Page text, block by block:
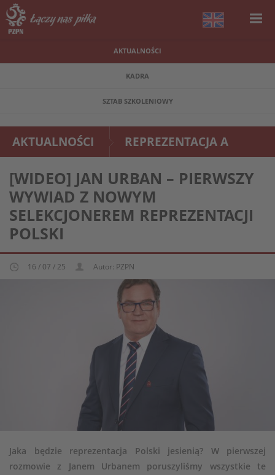
AKTUALNOŚCI
KADRA
SZTAB SZKOLENIOWY
AKTUALNOŚCI REPREZENTACJA A
[WIDEO] JAN URBAN – PIERWSZY
WYWIAD Z NOWYM
SELEKCJONEREM REPREZENTACJI
POLSKI
16 / 07 / 25 Autor: PZPN
Jaka będzie reprezentacja Polski jesienią? W pierwszej
rozmowie z Janem Urbanem poruszyliśmy wszystkie te